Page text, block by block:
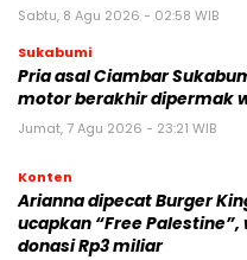
Sabtu, 8 Agu 2026 - 02:58 WIB
Sukabumi
Pria asal Ciambar
motor berakhir dipermak
Jumat, 7 Agu 2026 - 23:21 WIB
Konten
Arianna dipecat Burger
ucapkan “Free Palestine”,
donasi Rp3 miliar